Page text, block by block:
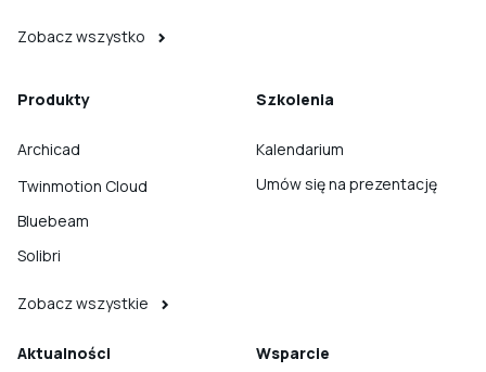
Zobacz wszystko
Produkty
Archicad
Twinmotion Cloud
Bluebeam
Solibri
Zobacz wszystkie
Szkolenia
Kalendarium
Umów się na prezentację
Aktualności Wsparcie